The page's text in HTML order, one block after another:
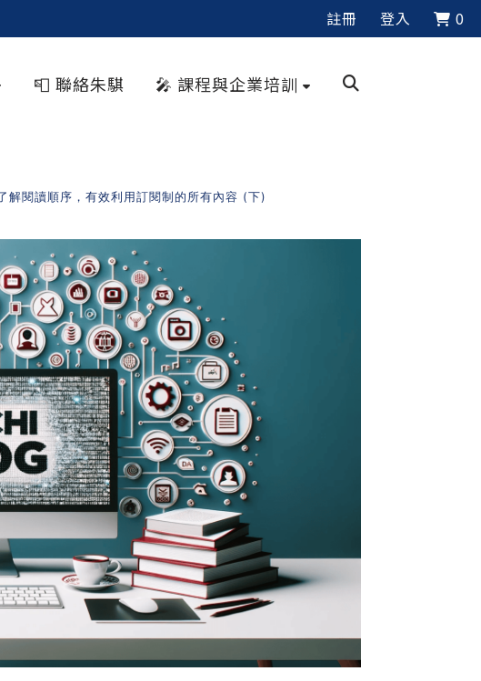
註冊 登入 0
📮 聯絡朱騏 🎤 課程與企業培訓
閱讀順序，有效利用訂閱制的所有內容 (下)